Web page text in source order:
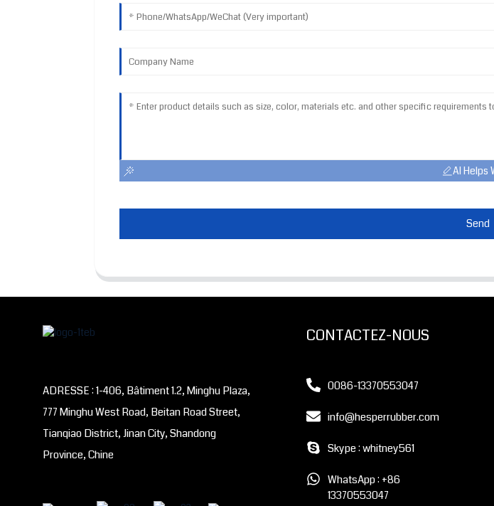
AI Helps
Send
ADRESSE : 1-406, Bâtiment 1.2, Minghu Plaza,
777 Minghu West Road, Beitan Road Street,
Tianqiao District, Jinan City, Shandong
Province, Chine
CONTACTEZ-NOUS
0086-13370553047
info@hesperrubber.com
Skype : whitney561
WhatsApp : +86
13370553047